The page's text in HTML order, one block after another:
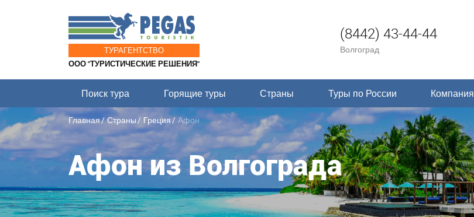
ТУРАГЕНТСТВО
ООО "ТУРИСТИЧЕСКИЕ РЕШЕНИЯ"
(8442) 43-44-44
Волгоград
Поиск тура Горящие туры Страны Туры по России Компания
Главная Страны Греция Афон
Афон из Волгограда